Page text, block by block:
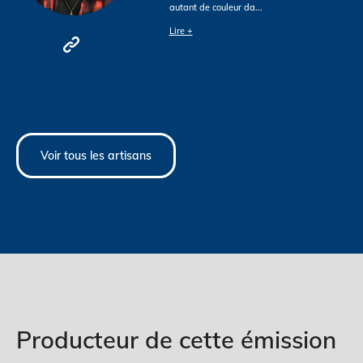
Voir tous les artisans
autant de couleur da...
Lire +
Producteur de cette émission